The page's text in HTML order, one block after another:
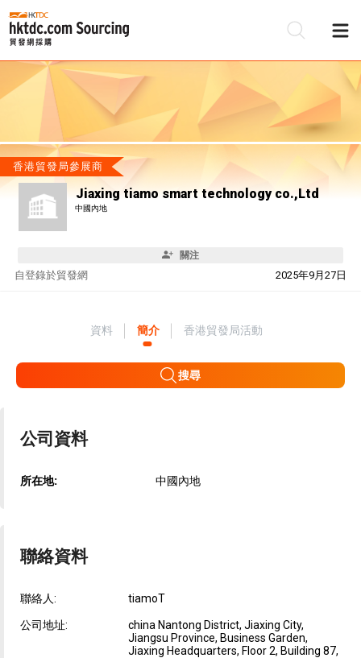
香港貿發局參展商
Jiaxing tiamo smart technology co.,Ltd
中國內地
關注
自 2025年9月27日
登錄於貿發網
資料 簡介 香港貿發局活動
搜尋
公司資料
所在地: 中國內地
聯絡資料
聯絡人: tiamoT
公司地址:
china Nantong District, Jiaxing City,
Jiangsu Province, Business Garden,
Jiaxing Headquarters, Floor 2, Building 87,